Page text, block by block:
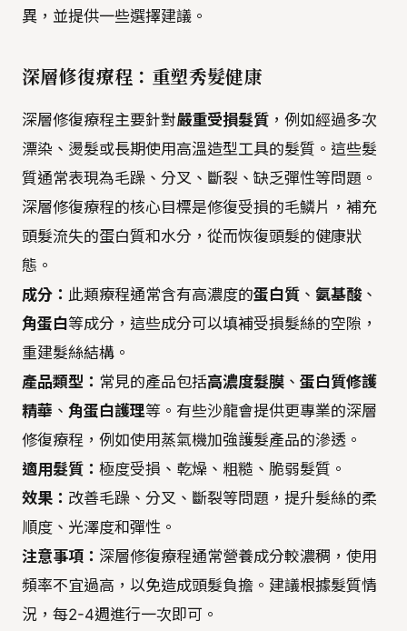
異，並提供一些選擇建議。
深層修復療程：重塑秀髮健康
深層修復療程主要針對嚴重受損髮質 ，例如經過多次
漂染、燙髮或長期使用高溫造型工具的髮質。這些髮
質通常表現為毛躁、分叉、斷裂、缺乏彈性等問題。
深層修復療程的核心目標是修復受損的毛鱗片，補充
頭髮流失的蛋白質和水分，從而恢復頭髮的健康狀
態。
成分： 此類療程通常含有高濃度的蛋白質 、 氨基酸、
角蛋白等成分，這些成分可以填補受損髮絲的空隙，
重建髮絲結構。
產品類型： 常見的產品包括高濃度髮膜 、 蛋白質修護
精華 、 角蛋白護理等。有些沙龍會提供更專業的深層
修復療程，例如使用蒸氣機加強護髮產品的滲透。
適用髮質： 極度受損、乾燥、粗糙、脆弱髮質。
效果： 改善毛躁、分叉、斷裂等問題，提升髮絲的柔
順度、光澤度和彈性。
注意事項： 深層修復療程通常營養成分較濃稠，使用
頻率不宜過高，以免造成頭髮負擔。建議根據髮質情
況，每2-4週進行一次即可。